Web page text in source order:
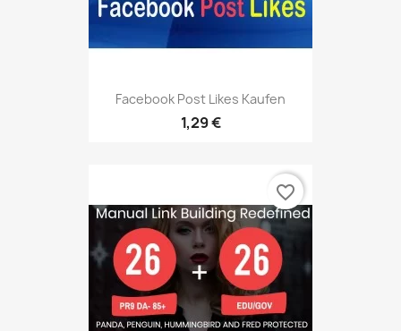
Facebook Post Likes Kaufen
1,29 €
favorite_border